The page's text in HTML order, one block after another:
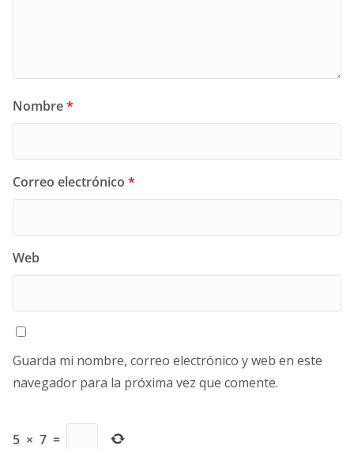
Nombre*
Correo electrónico *
Web
Guarda mi nombre, correo electrónico y web en este
navegador para la próxima vez que comente.
5 × 7 =